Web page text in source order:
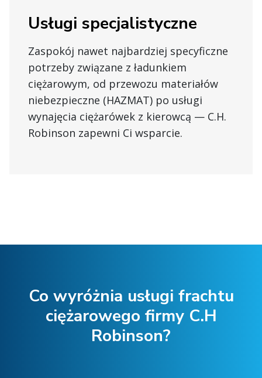
Usługi specjalistyczne
Zaspokój nawet najbardziej specyficzne
potrzeby związane z ładunkiem
ciężarowym, od przewozu materiałów
niebezpieczne (HAZMAT) po usługi
wynajęcia ciężarówek z kierowcą — C.H.
Robinson zapewni Ci wsparcie.
Co wyróżnia usługi frachtu
ciężarowego firmy C.H
Robinson?